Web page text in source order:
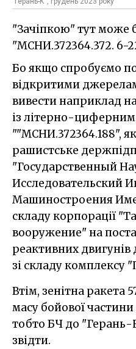
"Зачіпкою" тут може
"МСНИ.372364.372. 6-
Бо якщо спробуємо
відкритими
вивести наприклад
із літерно-
""МСНИ.372364.188",
рашистське
"Государственный
Исследовательский
Машиностроения
складу корпорації
вооружение" на
реактивних двигунів
зі складу комплексу
Втім, зенітна ракета
масу бойової
тобто БЧ до "Герань-
звідти.